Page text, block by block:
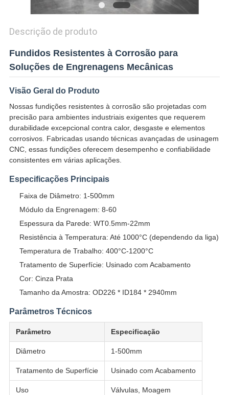
CITAÇÕES
SITEMAP
POLÍTICA
DE
PRIVACIDADE
Descrição de produto
Fundidos Resistentes à Corrosão para
Soluções de Engrenagens Mecânicas
Visão Geral do Produto
Nossas fundições resistentes à corrosão são projetadas com
precisão para ambientes industriais exigentes que requerem
durabilidade excepcional contra calor, desgaste e elementos
corrosivos. Fabricadas usando técnicas avançadas de usinagem
CNC, essas fundições oferecem desempenho e confiabilidade
consistentes em várias aplicações.
Especificações Principais
Faixa de Diâmetro: 1-500mm
Módulo da Engrenagem: 8-60
Espessura da Parede: WT0.5mm-22mm
Resistência à Temperatura: Até 1000°C (dependendo da liga)
Temperatura de Trabalho: 400°C-1200°C
Tratamento de Superfície: Usinado com Acabamento
Cor: Cinza Prata
Tamanho da Amostra: OD226 * ID184 * 2940mm
Parâmetros Técnicos
Parâmetro Especificação
Diâmetro 1-500mm
Tratamento de Superfície Usinado com Acabamento
Uso Válvulas, Moagem